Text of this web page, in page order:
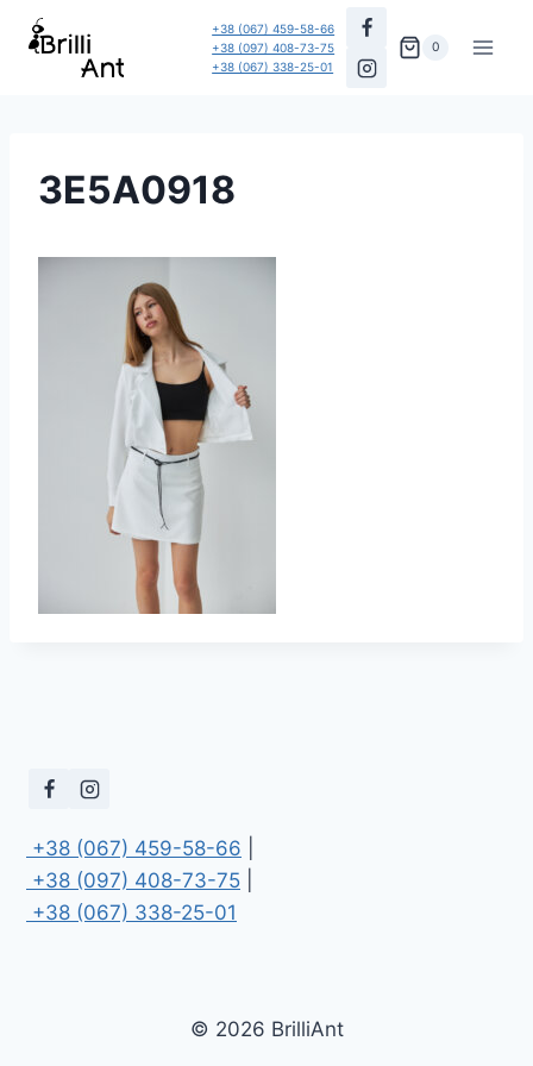
Перейти
+38 (067) 459-58-66
+38 (097) 408-73-75
+38 (067) 338-25-01
0
3E5A0918
+38 (067) 459-58-66
+38 (097) 408-73-75
+38 (067) 338-25-01
© 2026 BrilliAnt